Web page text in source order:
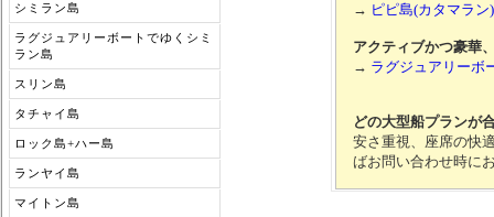
シミラン島
ラグジュアリーボートでゆくシミ
ラン島
スリン島
タチャイ島
ロック島+ハー島
ランヤイ島
マイトン島
→ ピピ島(カタマラ
アクティブかつ豪華
→ ラグジュアリーボ
どの大型船プランが
安さ重視、座席の快
ばお問い合わせ時に